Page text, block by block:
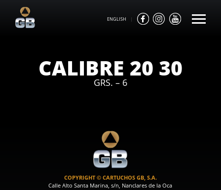
ENGLISH |
CALIBRE 20 30
GRS. – 6
COPYRIGHT © CARTUCHOS GB, S.A.
Calle Alto Santa Marina, s/n, Nanclares de la Oca